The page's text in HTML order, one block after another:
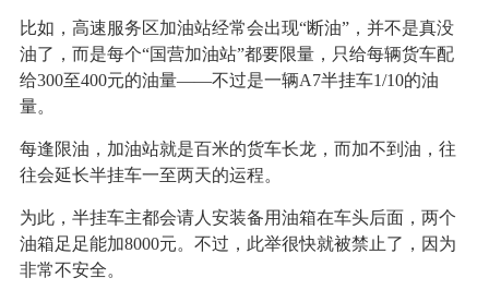
比如，高速服务区加油站经常会出现“断油”，并不是真没
油了，而是每个“国营加油站”都要限量，只给每辆货车配
给300至400元的油量——不过是一辆A7半挂车1/10的油
量。
每逢限油，加油站就是百米的货车长龙，而加不到油，往
往会延长半挂车一至两天的运程。
为此，半挂车主都会请人安装备用油箱在车头后面，两个
油箱足足能加8000元。不过，此举很快就被禁止了，因为
非常不安全。